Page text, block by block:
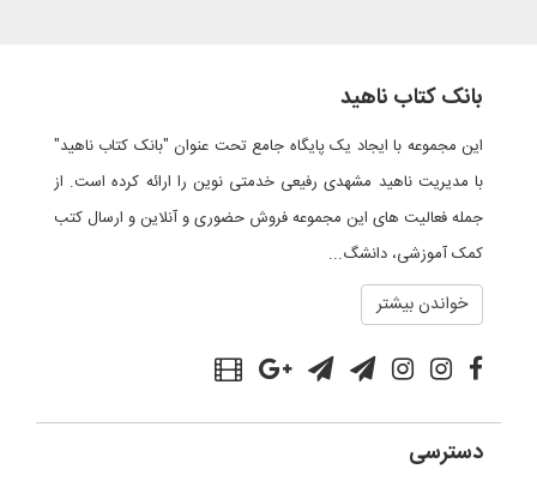
بانک کتاب ناهید
این مجموعه با ایجاد یک پایگاه جامع تحت عنوان "بانک کتاب ناهید"
با مدیریت ناهید مشهدی رفیعی خدمتی نوین را ارائه کرده است. از
جمله فعالیت های این مجموعه فروش حضوری و آنلاین و ارسال کتب
کمک آموزشی، دانشگ...
خواندن بیشتر
دسترسی